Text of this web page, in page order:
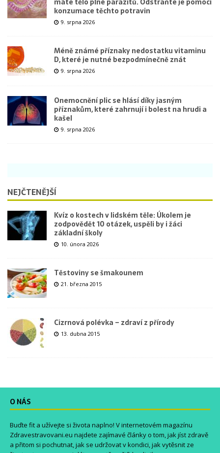
konzumace těchto potravin
9. srpna 2026
Méně známé příznaky nedostatku vitaminu
D, které je nutné bezpodmínečně znát
9. srpna 2026
Onemocnění plic se hlásí díky jasným
příznakům, které zahrnují i bolest na hrudi a
kašel
9. srpna 2026
NEJČTENĚJŠÍ
Kvíz o kostech v lidském těle: Úkolem je
zodpovědět 10 otázek, uspěli by i žáci
základní školy
10. února 2026
Těstoviny se šmakounem
21. března 2015
Cizrnová polévka – zdraví z přírody
13. dubna 2015
O NÁS
Buďte fit a užívejte si života naplno! V internetovém magazínu
Zdravestravovani.eu najdete zajímavé články o tom, jak jíst zdravě
a přitom si pochutnat, jak se udržovat v kondici, jak vytěsnit ze